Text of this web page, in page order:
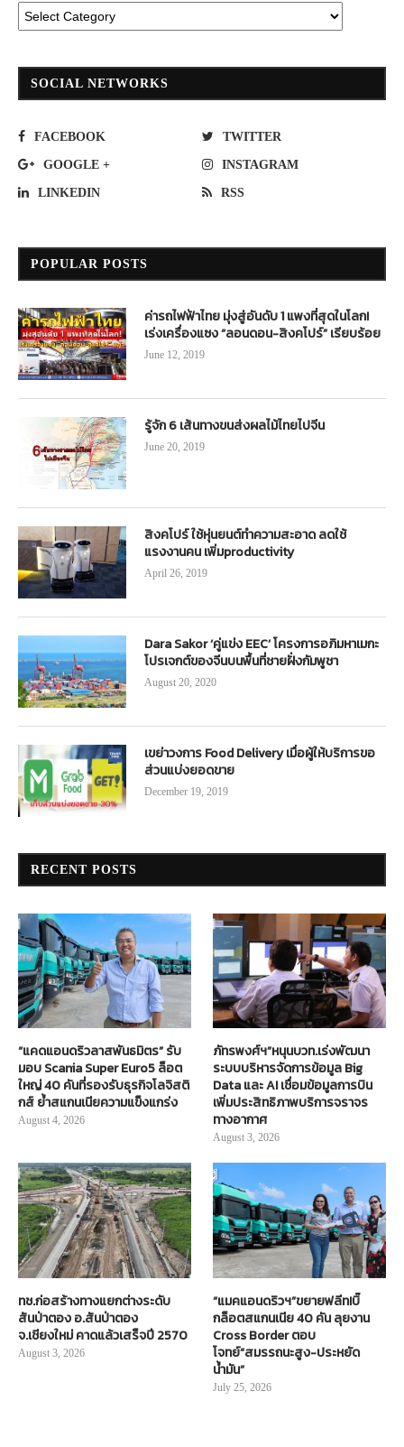
SOCIAL NETWORKS
FACEBOOK TWITTER
GOOGLE + INSTAGRAM
LINKEDIN RSS
POPULAR POSTS
ค่ารถไฟฟ้าไทย มุ่งสู่อันดับ 1 แพงที่สุดในโลก!
เร่งเครื่องแซง “ลอนดอน-สิงคโปร์” เรียบร้อย
June 12, 2019
รู้จัก 6 เส้นทางขนส่งผลไม้ไทยไปจีน
June 20, 2019
สิงคโปร์ ใช้หุ่นยนต์ทำความสะอาด ลดใช้
แรงงานคน เพิ่มproductivity
April 26, 2019
Dara Sakor ‘คู่แข่ง EEC’ โครงการอภิมหาเมกะ
โปรเจกต์ของจีนบนพื้นที่ชายฝั่งกัมพูชา
August 20, 2020
เขย่าวงการ Food Delivery เมื่อผู้ให้บริการขอ
ส่วนแบ่งยอดขาย
December 19, 2019
RECENT POSTS
“แคดแอนดริวลาสพันธมิตร” รับ
มอบ Scania Super Euro5 ล็อต
ใหญ่ 40 คันที่รองรับธุรกิจโลจิสติ
กส์ ย้ำสแกนเนียความแข็งแกร่ง
August 4, 2026
ภัทรพงศ์ฯ”หนุนบวท.เร่งพัฒนา
ระบบบริหารจัดการข้อมูล Big
Data และ AI เชื่อมข้อมูลการบิน
เพิ่มประสิทธิภาพบริการจราจร
ทางอากาศ
August 3, 2026
ทช.ก่อสร้างทางแยกต่างระดับ
สันป่าตอง อ.สันป่าตอง
จ.เชียงใหม่ คาดแล้วเสร็จปี 2570
August 3, 2026
“แมคแอนดริวฯ”ขยายฟลีท!บิ๊
กล็อตสแกนเนีย 40 คัน ลุยงาน
Cross Border ตอบ
โจทย์“สมรรถนะสูง-ประหยัด
น้ำมัน”
July 25, 2026